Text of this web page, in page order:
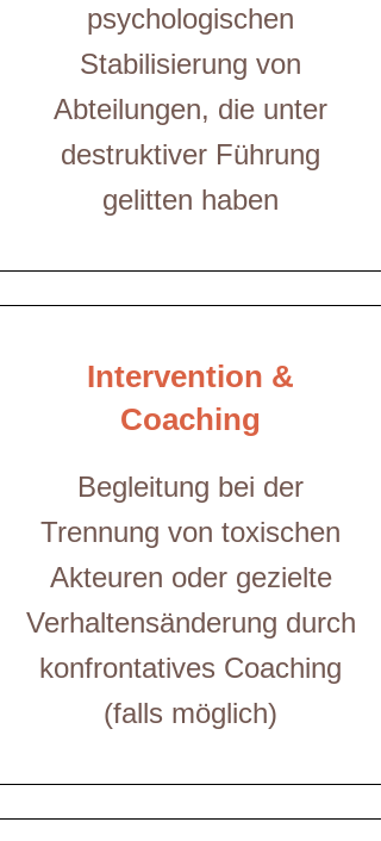
psychologischen
Stabilisierung von
Abteilungen, die unter
destruktiver Führung
gelitten haben
Intervention &
Coaching
Begleitung bei der
Trennung von toxischen
Akteuren oder gezielte
Verhaltensänderung durch
konfrontatives Coaching
(falls möglich)